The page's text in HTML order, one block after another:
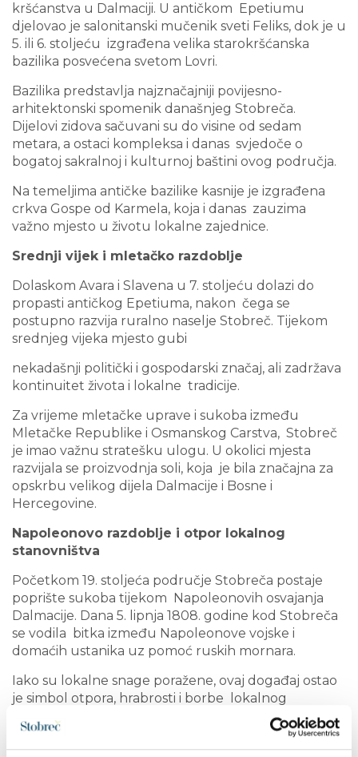
kršćanstva u Dalmaciji. U antičkom Epetiumu
djelovao je salonitanski mučenik sveti Feliks, dok je u
5. ili 6. stoljeću izgrađena velika starokršćanska
bazilika posvećena svetom Lovri.
Bazilika predstavlja najznačajniji povijesno-
arhitektonski spomenik današnjeg Stobreča.
Dijelovi zidova sačuvani su do visine od sedam
metara, a ostaci kompleksa i danas svjedoče o
bogatoj sakralnoj i kulturnoj baštini ovog područja.
Na temeljima antičke bazilike kasnije je izgrađena
crkva Gospe od Karmela, koja i danas zauzima
važno mjesto u životu lokalne zajednice.
Srednji vijek i mletačko razdoblje
Dolaskom Avara i Slavena u 7. stoljeću dolazi do
propasti antičkog Epetiuma, nakon čega se
postupno razvija ruralno naselje Stobreč. Tijekom
srednjeg vijeka mjesto gubi
nekadašnji politički i gospodarski značaj, ali zadržava
kontinuitet života i lokalne tradicije.
Za vrijeme mletačke uprave i sukoba između
Mletačke Republike i Osmanskog Carstva, Stobreč
je imao važnu stratešku ulogu. U okolici mjesta
razvijala se proizvodnja soli, koja je bila značajna za
opskrbu velikog dijela Dalmacije i Bosne i
Hercegovine.
Napoleonovo razdoblje i otpor lokalnog
stanovništva
Početkom 19. stoljeća područje Stobreča postaje
poprište sukoba tijekom Napoleonovih osvajanja
Dalmacije. Dana 5. lipnja 1808. godine kod Stobreča
se vodila bitka između Napoleonove vojske i
domaćih ustanika uz pomoć ruskih mornara.
Iako su lokalne snage poražene, ovaj događaj ostao
je simbol otpora, hrabrosti i borbe lokalnog
Kulturna baština Stobreča danas